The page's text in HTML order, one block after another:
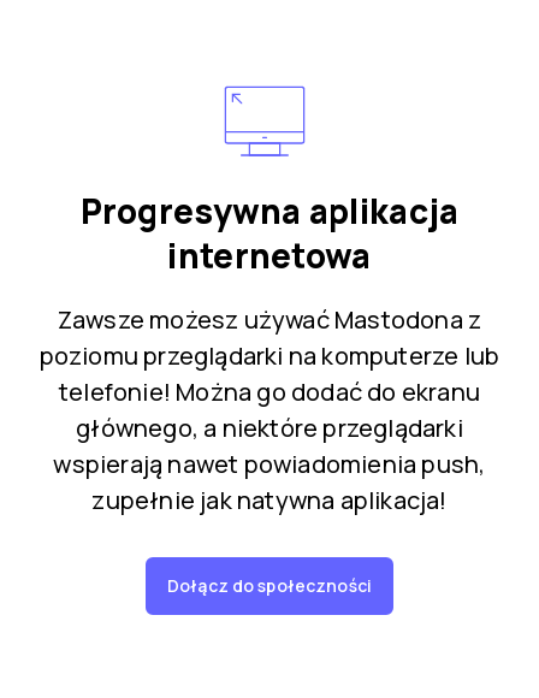
Progresywna aplikacja
internetowa
Zawsze możesz używać Mastodona z
poziomu przeglądarki na komputerze lub
telefonie! Można go dodać do ekranu
głównego, a niektóre przeglądarki
wspierają nawet powiadomienia push,
zupełnie jak natywna aplikacja!
Dołącz do społeczności